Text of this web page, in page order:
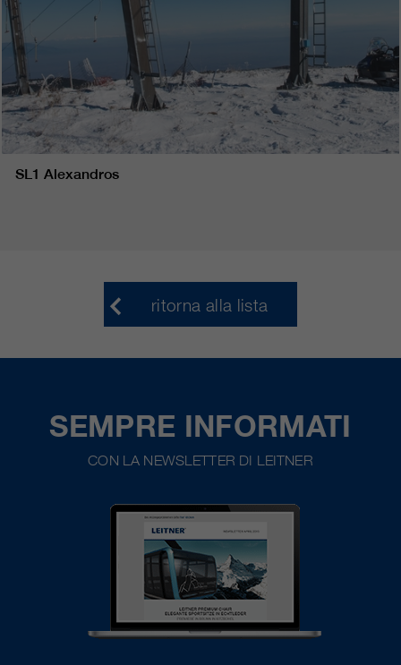
SL1 Alexandros
ritorna alla lista
SEMPRE INFORMATI
CON LA NEWSLETTER DI LEITNER